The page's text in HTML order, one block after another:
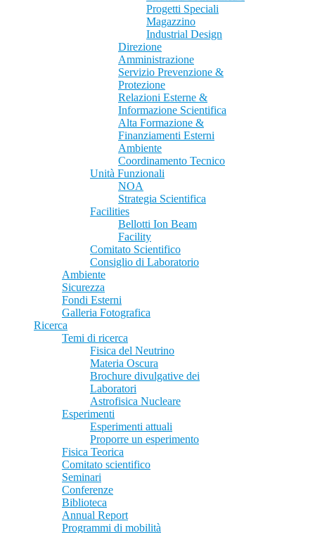
Progetti Speciali
Magazzino
Industrial Design
Direzione
Amministrazione
Servizio Prevenzione &
Protezione
Relazioni Esterne &
Informazione Scientifica
Alta Formazione &
Finanziamenti Esterni
Ambiente
Coordinamento Tecnico
Unità Funzionali
NOA
Strategia Scientifica
Facilities
Bellotti Ion Beam
Facility
Comitato Scientifico
Consiglio di Laboratorio
Ambiente
Sicurezza
Fondi Esterni
Galleria Fotografica
Ricerca
Temi di ricerca
Fisica del Neutrino
Materia Oscura
Brochure divulgative dei
Laboratori
Astrofisica Nucleare
Esperimenti
Esperimenti attuali
Proporre un esperimento
Fisica Teorica
Comitato scientifico
Seminari
Conferenze
Biblioteca
Annual Report
Programmi di mobilità